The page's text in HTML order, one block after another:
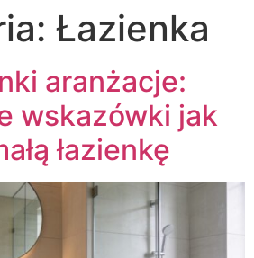
Łazienka
aranżacje:
wskazówki jak
łazienkę